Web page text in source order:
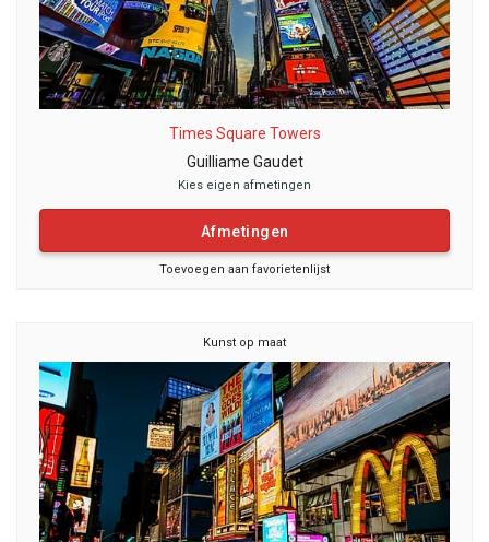
Times Square Towers
Guilliame Gaudet
Kies eigen afmetingen
Afmetingen
Toevoegen aan favorietenlijst
Kunst op maat